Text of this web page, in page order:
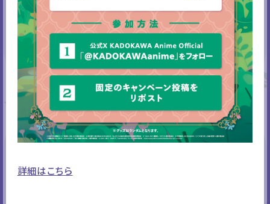
STAGE
詳細はこちら